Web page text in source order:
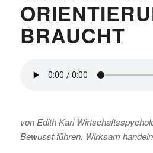
BRAUCHT
von Edith Karl
Bewusst führen. Wirksam